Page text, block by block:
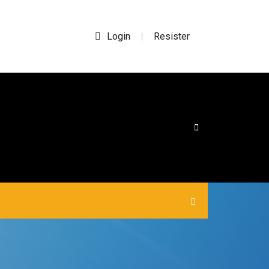
Login | Resister